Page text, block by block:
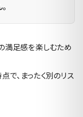
満足感を楽しむため
で、まったく別のリス